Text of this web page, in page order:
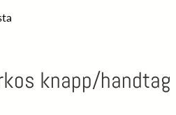
knapp/handtag